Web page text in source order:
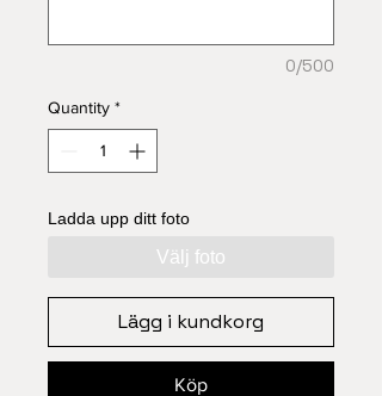
0/500
Quantity *
Ladda upp ditt foto
Välj foto
Lägg i kundkorg
Köp